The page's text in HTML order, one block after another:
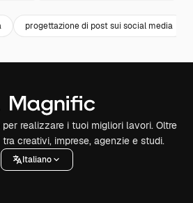
progettazione di post sui social media
realizzare i tuoi migliori lavori. Oltre
creativi, imprese, agenzie e studi.
Italiano